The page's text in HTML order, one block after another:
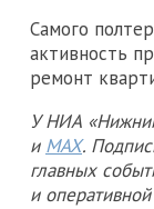
Самого
активность
ремонт
У НИА
и MAX.
главных
и